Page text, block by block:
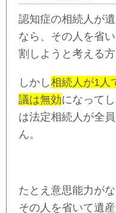
認知症の相続人が
なら、その人を省
割しようと考える
しかし相続人が1人
議は無効になって
は法定相続人が全
ん。
たとえ意思能力が
その人を省いて遺